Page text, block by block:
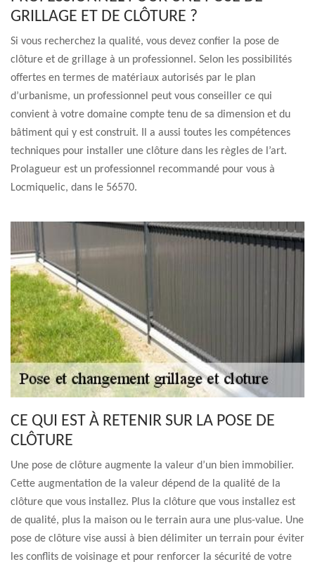
GRILLAGE ET DE CLÔTURE ?
Si vous recherchez la qualité, vous devez confier la pose de
clôture et de grillage à un professionnel. Selon les possibilités
offertes en termes de matériaux autorisés par le plan
d’urbanisme, un professionnel peut vous conseiller ce qui
convient à votre domaine compte tenu de sa dimension et du
bâtiment qui y est construit. Il a aussi toutes les compétences
techniques pour installer une clôture dans les règles de l’art.
Prolagueur est un professionnel recommandé pour vous à
Locmiquelic, dans le 56570.
CE QUI EST À RETENIR SUR LA POSE DE
CLÔTURE
Une pose de clôture augmente la valeur d’un bien immobilier.
Cette augmentation de la valeur dépend de la qualité de la
clôture que vous installez. Plus la clôture que vous installez est
de qualité, plus la maison ou le terrain aura une plus-value. Une
pose de clôture vise aussi à bien délimiter un terrain pour éviter
les conflits de voisinage et pour renforcer la sécurité de votre